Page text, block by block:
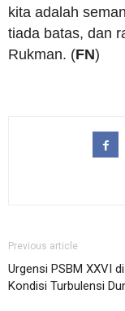
kita adalah
tiada batas, dan
Rukman. (FN)
Previous article
Urgensi PSBM XXVI
Kondisi Turbulensi